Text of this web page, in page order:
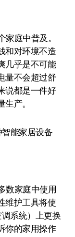
庭中普及。
和对环境不造
几乎是不可能
量不会超过舒
说都是一件好
产。
数家庭中使用
维护工具将使
系统）上更换
你的家用操作